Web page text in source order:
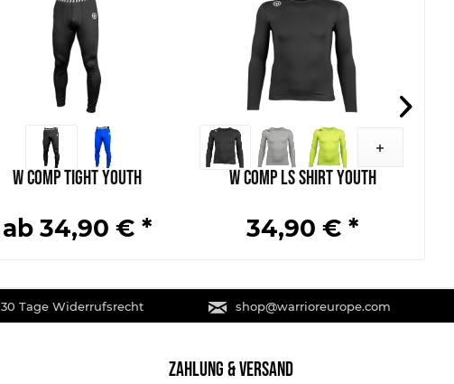
W Comp Tight Youth
ab 34,90 € *
W Comp LS Shirt Youth
34,90 € *
30 Tage Widerrufsrecht shop@warrioreurope.com
ZAHLUNG & VERSAND